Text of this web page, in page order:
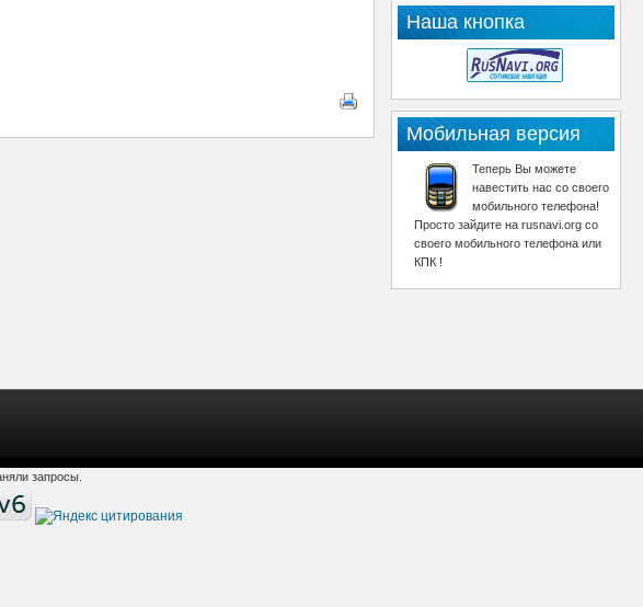
Наша кнопка
Мобильная версия
Теперь Вы можете
навестить нас со своего
мобильного телефона!
Просто зайдите на rusnavi.org со
своего мобильного телефона или
КПК !
запросы.